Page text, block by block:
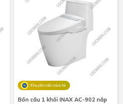
Khuyến mãi mùa hè
Bồn cầu 1 khối INAX AC-902 nắp